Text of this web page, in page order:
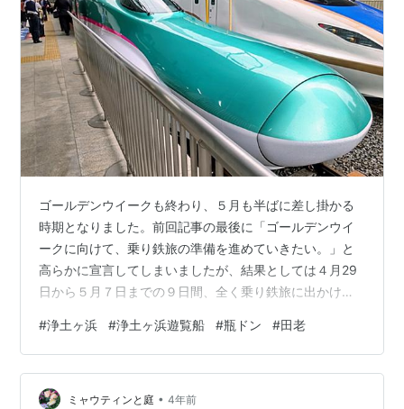
ゴールデンウイークも終わり、５月も半ばに差し掛かる
時期となりました。前回記事の最後に「ゴールデンウイ
ークに向けて、乗り鉄旅の準備を進めていきたい。」と
高らかに宣言してしまいましたが、結果としては４月29
日から５月７日までの９日間、全く乗り鉄旅に出かける
に引き続き、再び体調を崩してしまったからです😢。前
回は主に微熱と身体のだるさといった症状に悩まされ、
仕事を休まざるを得ない状態でした。今回はそこまでキ
ツいものではないものの、鈍い頭痛が時折発生してなか
#浄土ヶ浜 #浄土ヶ浜遊覧船 #瓶ドン #田老
ミャウティンと庭 • 4年前